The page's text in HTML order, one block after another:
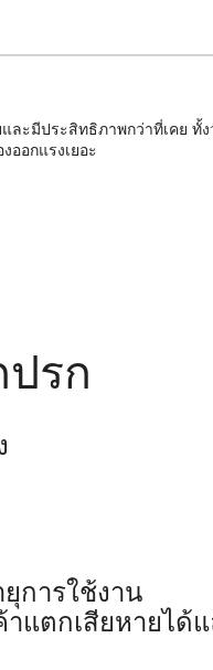
ะมีประสิทธิภาพกว่าที่เคย
ออกแรงเยอะ
รก
การใช้งาน
แตกเสียหายได้